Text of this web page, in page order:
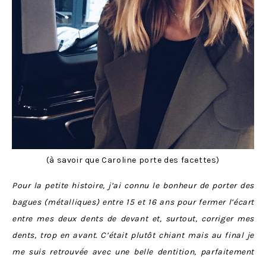
(à savoir que Caroline porte des facettes)
Pour la petite histoire, j’ai connu le bonheur de porter des
bagues (métalliques) entre 15 et 16 ans pour fermer l’écart
entre mes deux dents de devant et, surtout, corriger mes
dents, trop en avant. C’était plutôt chiant mais au final je
me suis retrouvée avec une belle dentition, parfaitement